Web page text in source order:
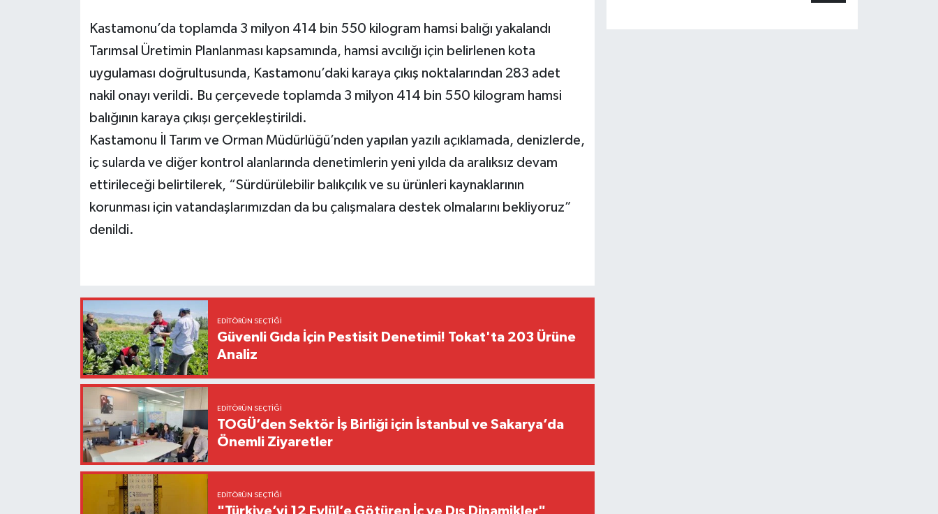
Kastamonu’da toplamda 3 milyon 414 bin 550 kilogram hamsi balığı yakalandı
Tarımsal Üretimin Planlanması kapsamında, hamsi avcılığı için belirlenen kota
uygulaması doğrultusunda, Kastamonu’daki karaya çıkış noktalarından 283 adet
nakil onayı verildi. Bu çerçevede toplamda 3 milyon 414 bin 550 kilogram hamsi
balığının karaya çıkışı gerçekleştirildi.
Kastamonu İl Tarım ve Orman Müdürlüğü’nden yapılan yazılı açıklamada, denizlerde,
iç sularda ve diğer kontrol alanlarında denetimlerin yeni yılda da aralıksız devam
ettirileceği belirtilerek, “Sürdürülebilir balıkçılık ve su ürünleri kaynaklarının
korunması için vatandaşlarımızdan da bu çalışmalara destek olmalarını bekliyoruz”
denildi.
EDITÖRÜN SEÇTIĞI
Güvenli Gıda İçin Pestisit Denetimi! Tokat'ta 203 Ürüne
Analiz
EDITÖRÜN SEÇTIĞI
TOGÜ’den Sektör İş Birliği için İstanbul ve Sakarya’da
Önemli Ziyaretler
EDITÖRÜN SEÇTIĞI
"Türkiye’yi 12 Eylül’e Götüren İç ve Dış Dinamikler"